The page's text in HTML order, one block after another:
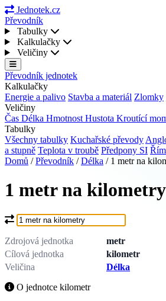
Jednotek.cz
Převodník
Tabulky
Kalkulačky
Veličiny
Převodník jednotek
Kalkulačky
Energie a palivo Stavba a materiál Zlomky
Veličiny
Čas Délka Hmotnost Hustota Kroutící
Tabulky
Všechny tabulky Kuchařské převody
a stupně Teplota v troubě Předpony SI
Domů / Převodník / Délka / 1 metr na
1 metr na
Co chcete převést?
Zdrojová jednotka
metr
Cílová jednotka
kilometr
Veličina
Délka
O jednotce kilometr